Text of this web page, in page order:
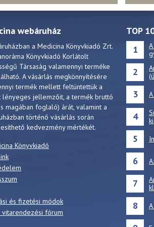
webáruház
a Medicina Könyvkiadó Zrt.
Könyvkiadó Korlátolt
Társaság valamennyi terméke
A vásárlás megkönnyítésére
termék mellett feltüntettük a
lényeges jellemzőit, a termék bruttó
magában foglaló) árát, valamint a
történő vásárlás során
kedvezmény mértékét.
Könyvkiadó
és fizetési módok
vitarendezési fórum
TOP
1
2
3
4
5
6
7
8